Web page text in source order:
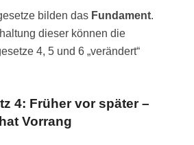
bilden das Fundament.
dieser können die
4, 5 und 6 „verändert“
4: Früher vor später –
Vorrang